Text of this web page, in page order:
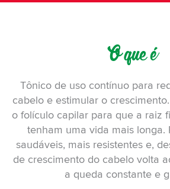
O que é
Tônico de uso contínuo para
cabelo e estimular o
o folículo capilar para que a raiz
tenham uma vida mais longa.
saudáveis, mais resistentes e,
de crescimento do cabelo volta
a queda constante e